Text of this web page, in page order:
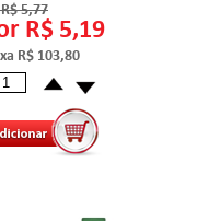
5,77
R$ 5,19
R$ 103,80